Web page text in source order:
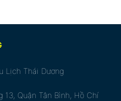
Lịch Thái Dương
13, Quận Tân Bình, Hồ Chí